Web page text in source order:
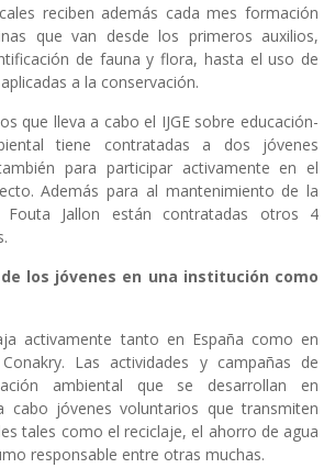
reciben además cada mes formación
que van desde los primeros auxilios,
de fauna y flora, hasta el uso de
a la conservación.
que lleva a cabo el IJGE sobre educación-
tiene contratadas a dos jóvenes
para participar activamente en el
Además para al mantenimiento de la
Fouta Jallon están contratadas otros 4
los jóvenes en una institución como
activamente tanto en España como en
Las actividades y campañas de
ambiental que se desarrollan en
cabo jóvenes voluntarios que transmiten
tales como el reciclaje, el ahorro de agua
responsable entre otras muchas.